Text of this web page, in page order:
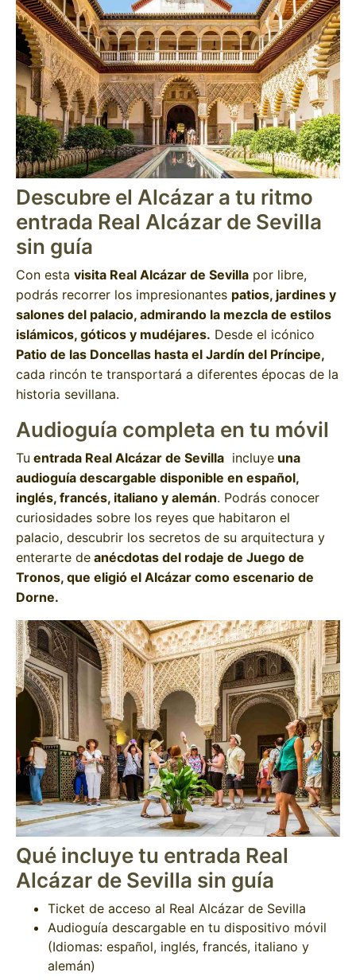
Descubre el Alcázar a tu ritmo
entrada Real Alcázar de Sevilla
sin guía
Con esta visita Real Alcázar de Sevilla por libre,
podrás recorrer los impresionantes patios, jardines y
salones del palacio, admirando la mezcla de estilos
islámicos, góticos y mudéjares. Desde el icónico
Patio de las Doncellas hasta el Jardín del Príncipe,
cada rincón te transportará a diferentes épocas de la
historia sevillana.
Audioguía completa en tu móvil
Tu entrada Real Alcázar de Sevilla incluye una
audioguía descargable disponible en español,
inglés, francés, italiano y alemán. Podrás conocer
curiosidades sobre los reyes que habitaron el
palacio, descubrir los secretos de su arquitectura y
enterarte de anécdotas del rodaje de Juego de
Tronos, que eligió el Alcázar como escenario de
Dorne.
Qué incluye tu entrada Real
Alcázar de Sevilla sin guía
Ticket de acceso al Real Alcázar de Sevilla
Audioguía descargable en tu dispositivo móvil
(Idiomas: español, inglés, francés, italiano y
alemán)